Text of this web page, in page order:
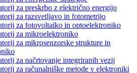
za preskrbo z električno energijo
za razsvetljavo in fotometrijo
za fotovoltaiko in optoelektroniko
za mikroelektroniko
za mikrosenzorske strukture in
za načrtovanje integriranih vezij
za računalniške metode v elektroniki